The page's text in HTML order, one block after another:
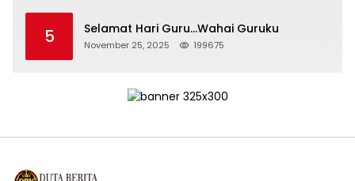
5 Selamat Hari Guru…Wahai Guruku
November 25, 2025 199675